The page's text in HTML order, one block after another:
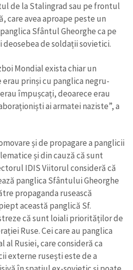
de la Stalingrad sau pe frontul
care avea aproape peste un
Sfântul Gheorghe ca pe
de soldații sovietici.
Mondial exista chiar un
erau prinși cu panglica negru-
împușcați, deoarece erau
ai armatei naziste”, a
și de propagare a panglicii
și din cauză că sunt
IDIS Viitorul consideră că
panglica Sfântului Gheorghe
propaganda rusească
această panglică Sf.
că sunt loiali priorităților de
Ruse. Cei care au panglica
Rusiei, care consideră ca
externe rusești este de a